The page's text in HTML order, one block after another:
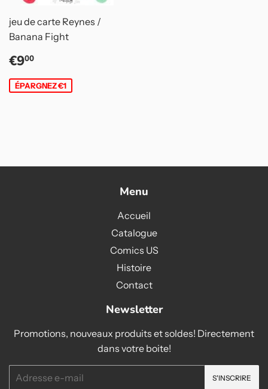
jeu de carte Reynes /
Banana Fight
Prix
réduit
€900
ÉPARGNEZ €1
Menu
Accueil
Catalogue
Comics US
Histoire
Contact
Newsletter
Promotions, nouveaux produits et soldes! Directement
dans votre boite!
mails
S'INSCRIRE